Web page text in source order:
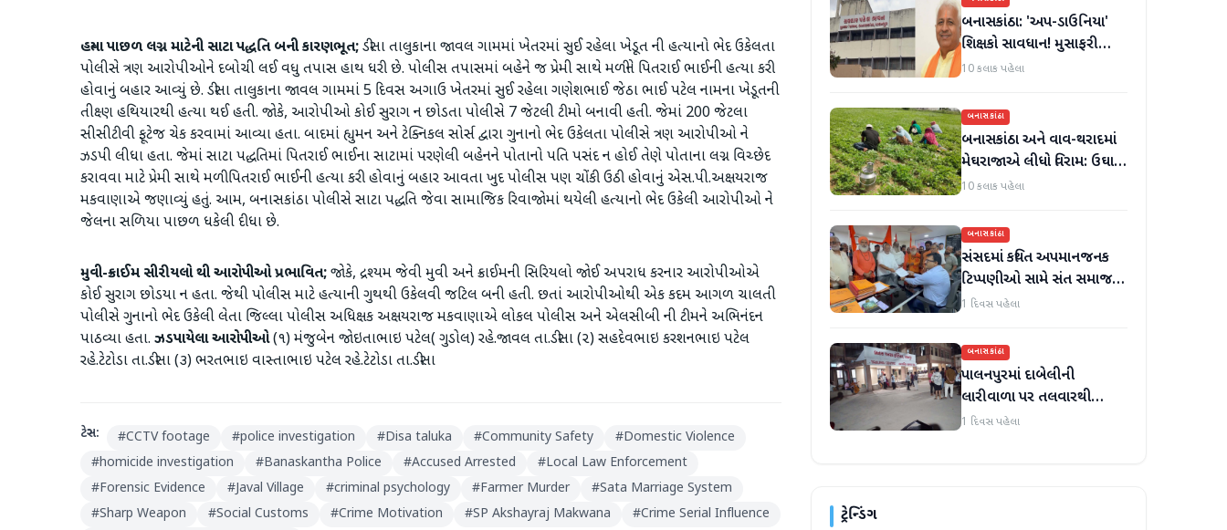
હત્યા પાછળ લગ્ન માટેની સાટા પદ્ધતિ બની કારણભૂત;ડીસા તાલુકાના જાવલ ગામમાં ખેતરમાં સુઈ રહેલા ખેડૂત ની હત્યાનો ભેદ ઉકેલતા
પોલીસે ત્રણ આરોપીઓને દબોચી લઈ વધુ તપાસ હાથ ધરી છે. પોલીસ તપાસમાં બહેને જ પ્રેમી સાથે મળીને પિતરાઈ ભાઈની હત્યા કરી
હોવાનું બહાર આવ્યું છે. ડીસા તાલુકાના જાવલ ગામમાં 5 દિવસ અગાઉ ખેતરમાં સુઈ રહેલા ગણેશભાઈ જેઠા ભાઈ પટેલ નામના ખેડૂતની
તીક્ષ્ણ હથિયારથી હત્યા થઈ હતી. જોકે, આરોપીઓ કોઈ સુરાગ ન છોડતા પોલીસે 7 જેટલી ટીમો બનાવી હતી. જેમાં 200 જેટલા
સીસીટીવી ફૂટેજ ચેક કરવામાં આવ્યા હતા. બાદમાં હ્યુમન અને ટેક્નિકલ સોર્સ દ્વારા ગુનાનો ભેદ ઉકેલતા પોલીસે ત્રણ આરોપીઓ ને
ઝડપી લીધા હતા. જેમાં સાટા પદ્ધતિમાં પિતરાઈ ભાઈના સાટામાં પરણેલી બહેનને પોતાનો પતિ પસંદ ન હોઈ તેણે પોતાના લગ્ન વિચ્છેદ
કરાવવા માટે પ્રેમી સાથે મળી પિતરાઈ ભાઈની હત્યા કરી હોવાનું બહાર આવતા ખુદ પોલીસ પણ ચોંકી ઉઠી હોવાનું એસ.પી.અક્ષયરાજ
મકવાણાએ જણાવ્યું હતું. આમ, બનાસકાંઠા પોલીસે સાટા પદ્ધતિ જેવા સામાજિક રિવાજોમાં થયેલી હત્યાનો ભેદ ઉકેલી આરોપીઓ ને
જેલના સળિયા પાછળ ધકેલી દીધા છે.
મુવી-ક્રાઈમ સીરીયલો થી આરોપીઓ પ્રભાવિત;જોકે, દ્રશ્યમ જેવી મુવી અને ક્રાઈમની સિરિયલો જોઈ અપરાધ કરનાર આરોપીઓએ
કોઈ સુરાગ છોડયા ન હતા. જેથી પોલીસ માટે હત્યાની ગુથથી ઉકેલવી જટિલ બની હતી. છતાં આરોપીઓથી એક કદમ આગળ ચાલતી
પોલીસે ગુનાનો ભેદ ઉકેલી લેતા જિલ્લા પોલીસ અધિક્ષક અક્ષયરાજ મકવાણાએ લોકલ પોલીસ અને એલસીબી ની ટીમને અભિનંદન
પાઠવ્યા હતા. ઝડપાયેલા આરોપીઓ(૧) મંજુબેન જોઇતાભાઇ પટેલ( ગુડોલ) રહે.જાવલ તા.ડીસા (૨) સહદેવભાઇ કરશનભાઇ પટેલ
રહે.ટેટોડા તા.ડીસા (૩) ભરતભાઇ વાસ્તાભાઇ પટેલ રહે.ટેટોડા તા.ડીસા
ટેગ્સ: #CCTV footage #police investigation #Disa taluka #Community Safety #Domestic Violence
#homicide investigation #Banaskantha Police #Accused Arrested #Local Law Enforcement
#Forensic Evidence #Javal Village #criminal psychology #Farmer Murder #Sata Marriage System
#Sharp Weapon #Social Customs #Crime Motivation #SP Akshayraj Makwana #Crime Serial Influence
બનાસકાંઠા: 'અપ-ડાઉનિયા'
શિક્ષકો સાવધાન! મુસાફરી
કરતા શિક્ષકો સામે તવાઈ હાથ
10 કલાક પહેલા
બનાસકાંઠા
બનાસકાંઠા અને વાવ-થરાદમાં
મેઘરાજાએ લીધો વિરામ: ઉઘાડ
નીકળતાં ખેડૂતોમાં આનંદનો
10 કલાક પહેલા
બનાસકાંઠા
સંસદમાં કથિત અપમાનજનક
ટિપ્પણીઓ સામે સંત સમાજમાં
રોષ: પાલનપુરમાં VHP સાથે
આવેદનપત્ર આપ્યું
1 દિવસ પહેલા
બનાસકાંઠા
પાલનપુરમાં દાબેલીની
લારીવાળા પર તલવારથી
હુમલો: બે ઈજાગ્રસ્ત, આરોપી
1 દિવસ પહેલા
ટ્રેન્ડિંગ